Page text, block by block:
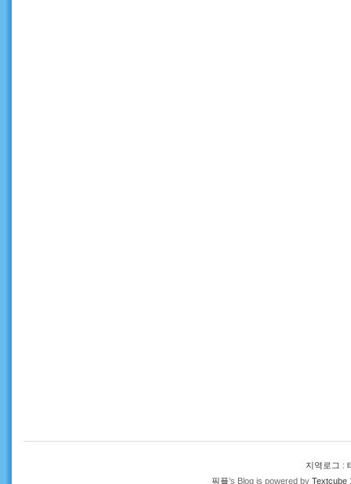
지역로그 :
픽플’s Blog is powered by Textcube